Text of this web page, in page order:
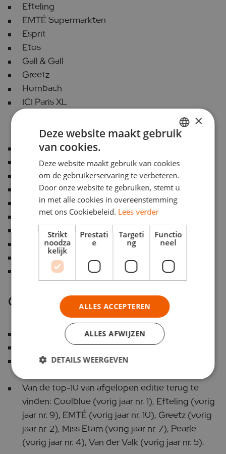
Efteling
EMTÉ Supermarkten
Esprit
Etos
Gall & Gall
Greetz
Hornbach
ICI Paris XL
Jan Linders
KLM
Miss Etam
Pearle
Rituals
Univé
Van der Valk
wehkamp.nl
Zilveren Kruis
Opvallend
Bijenkorf stond vorig jaar op nr. 43.
Wehkamp.nl komt van nr. 51.
Zilveren Kruis Achmea stond vorige keer op nr.
Van de top-10 van afgelopen editie terug te
vinden: Coolblue (vorig jaar nr. 1), Efteling (vorig
jaar nr. 9), EMTÉ (vorig jaar nr. 10), Greetz (vorig
jaar nr. 2), Miss Etam (vorig jaar nr. 7), Pearle
(vorig jaar nr. 4), Van der Valk (vorig jaar nr. 5).
ENGLISH
×
Deze website maakt gebruik
van cookies.
Deze website maakt gebruik van cookies
om de gebruikerservaring te verbeteren.
Door onze website te gebruiken, stemt u
in met alle cookies in overeenstemming
met ons Cookiebeleid. Lees verder
Strikt
noodza
kelijk
Prestati
e
Targeti
ng
Functio
neel
ALLES ACCEPTEREN
ALLES AFWIJZEN
DETAILS WEERGEVEN